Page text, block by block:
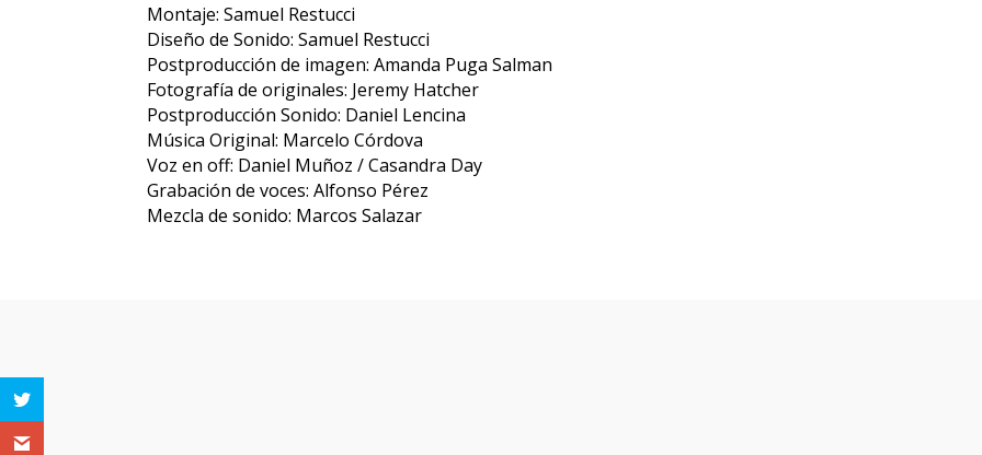
Montaje: Samuel Restucci
Diseño de Sonido: Samuel Restucci
Postproducción de imagen: Amanda Puga Salman
Fotografía de originales: Jeremy Hatcher
Postproducción Sonido: Daniel Lencina
Música Original: Marcelo Córdova
Voz en off: Daniel Muñoz / Casandra Day
Grabación de voces: Alfonso Pérez
Mezcla de sonido: Marcos Salazar